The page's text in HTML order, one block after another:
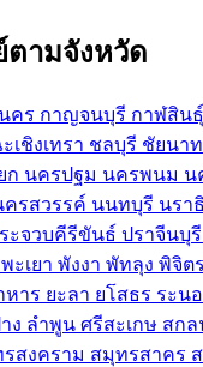
ามจังหวัด
คร กาญจนบุรี กาฬสินธุ์
เชิงเทรา ชลบุรี ชัยนาท
ก นครปฐม นครพนม น
ครสวรรค์ นนทบุรี นรา
ะจวบคีรีขันธ์ ปราจีนบุรี
พะเยา พังงา พัทลุง พิจิตร
หาร ยะลา ยโสธร ระน
ง ลำพูน ศรีสะเกษ สกล
สงคราม สมุทรสาคร